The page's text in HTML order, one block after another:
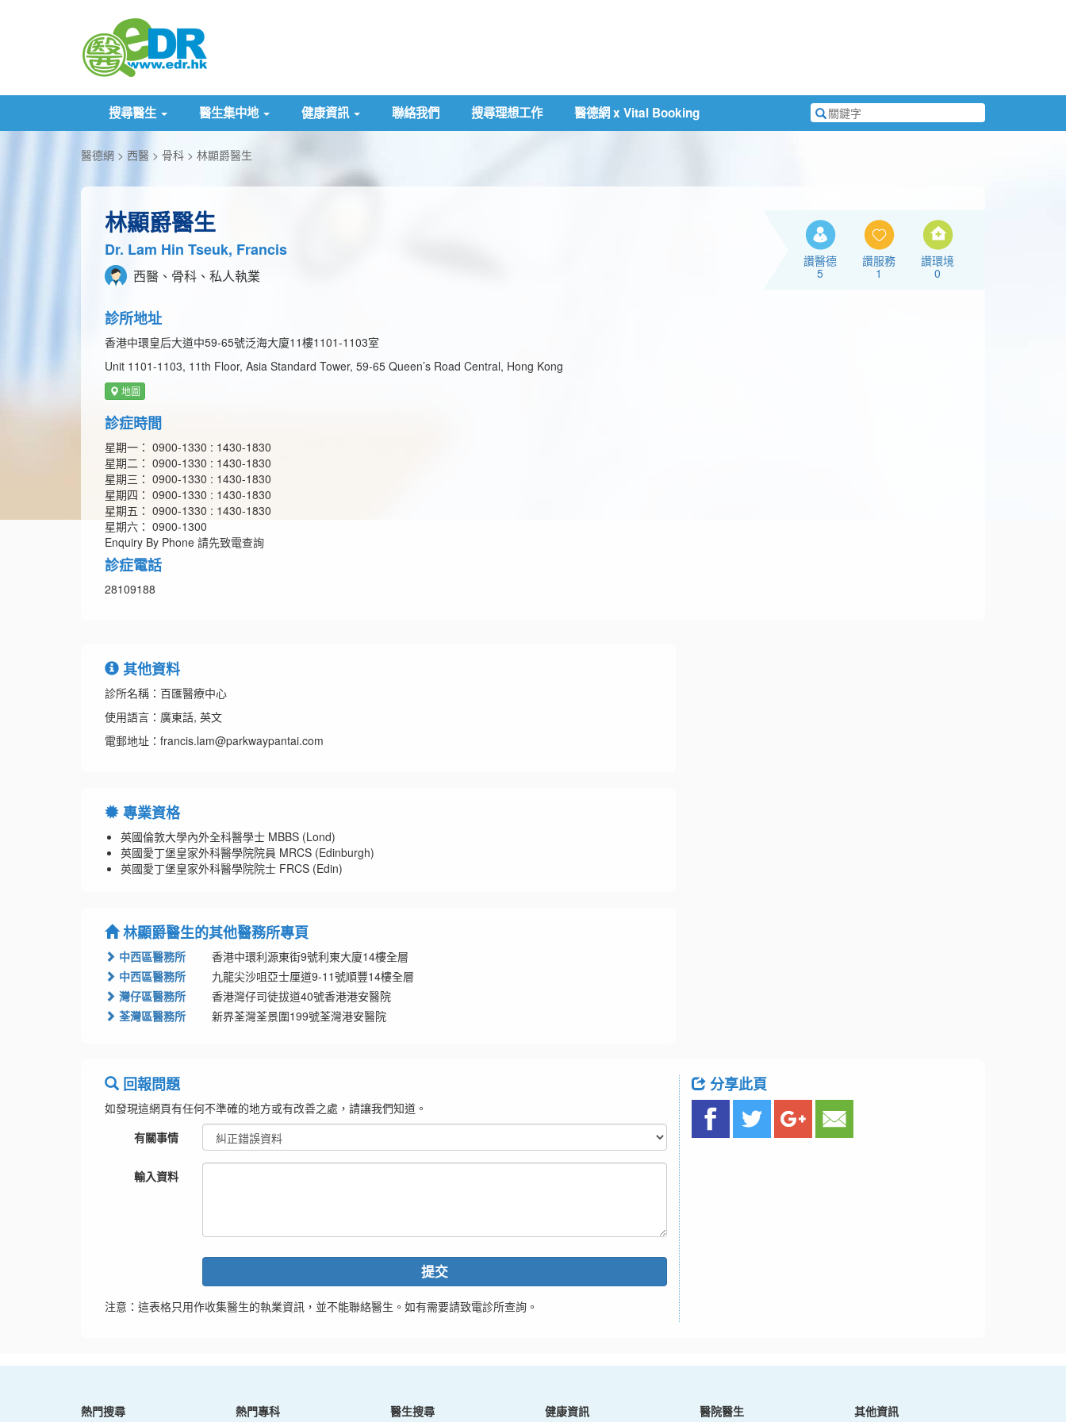
搜尋醫生 醫生集中地 健康資訊 聯絡我們 搜尋理想工作 醫德網 x Vital Booking
搜
尋
醫德網 西醫 骨科 林顯爵醫生
林顯爵醫生
Dr. Lam Hin Tseuk, Francis
西醫、骨科、私人執業
診所地址
香港中環皇后大道中59-65號泛海大廈11樓1101-1103室
Unit 1101-1103, 11th Floor, Asia Standard Tower, 59-65 Queen’s Road Central, Hong Kong
地圖
診症時間
星期一： 0900-1330 : 1430-1830
星期二： 0900-1330 : 1430-1830
星期三： 0900-1330 : 1430-1830
星期四： 0900-1330 : 1430-1830
星期五： 0900-1330 : 1430-1830
星期六： 0900-1300
Enquiry By Phone 請先致電查詢
診症電話
28109188
讚醫德
5
讚服務
1
讚環境
0
其他資料
診所名稱：百匯醫療中心
使用語言：廣東話, 英文
電郵地址：francis.lam@parkwaypantai.com
專業資格
英國倫敦大學內外全科醫學士 MBBS (Lond)
英國愛丁堡皇家外科醫學院院員 MRCS (Edinburgh)
英國愛丁堡皇家外科醫學院院士 FRCS (Edin)
林顯爵醫生的其他醫務所專頁
中西區醫務所
香港中環利源東街9號利東大廈14樓全層
中西區醫務所
九龍尖沙咀亞士厘道9-11號順豐14樓全層
灣仔區醫務所
香港灣仔司徒拔道40號香港港安醫院
荃灣區醫務所
新界荃灣荃景圍199號荃灣港安醫院
回報問題
如發現這網頁有任何不準確的地方或有改善之處，請讓我們知道。
有關事情
輸入資料
提交
注意：這表格只用作收集醫生的執業資訊，並不能聯絡醫生。如有需要請致電診所查詢。
分享此頁
熱門搜尋 熱門專科 醫生搜尋 健康資訊 醫院醫生 其他資訊